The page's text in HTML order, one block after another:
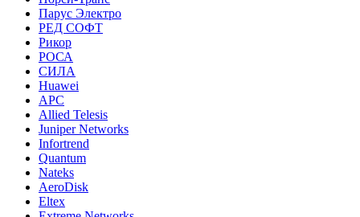
Парус Электро
РЕД СОФТ
Рикор
РОСА
СИЛА
Huawei
APC
Allied Telesis
Juniper Networks
Infortrend
Quantum
Nateks
AeroDisk
Eltex